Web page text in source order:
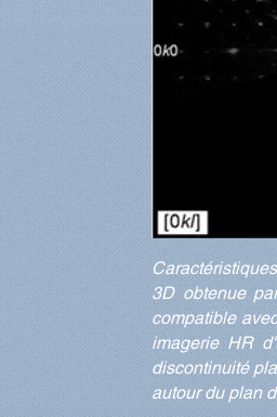
3D obtenue
compatible
imagerie HR
discontinuité
autour du plan